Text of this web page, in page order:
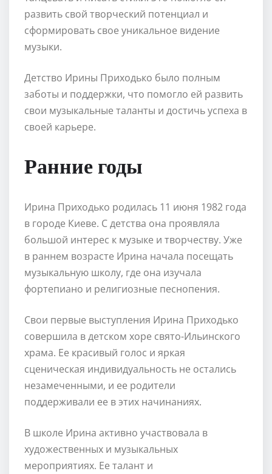
развить свой творческий потенциал и
сформировать свое уникальное видение
музыки.
Детство Ирины Приходько было полным
заботы и поддержки, что помогло ей развить
свои музыкальные таланты и достичь успеха в
своей карьере.
Ранние годы
Ирина Приходько родилась 11 июня 1982 года
в городе Киеве. С детства она проявляла
большой интерес к музыке и творчеству. Уже
в раннем возрасте Ирина начала посещать
музыкальную школу, где она изучала
фортепиано и религиозные песнопения.
Свои первые выступления Ирина Приходько
совершила в детском хоре свято-Ильинского
храма. Ее красивый голос и яркая
сценическая индивидуальность не остались
незамеченными, и ее родители
поддерживали ее в этих начинаниях.
В школе Ирина активно участвовала в
художественных и музыкальных
мероприятиях. Ее талант и